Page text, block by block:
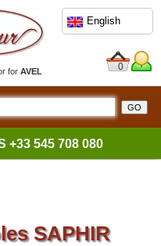
forAVEL
English
0
+33 545 708 080
SAPHIR